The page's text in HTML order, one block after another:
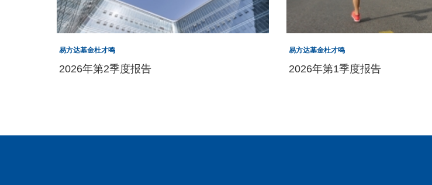
易方达基金杜才鸣
2026年第2季度报告
易方达基金杜才鸣
2026年第1季度报告